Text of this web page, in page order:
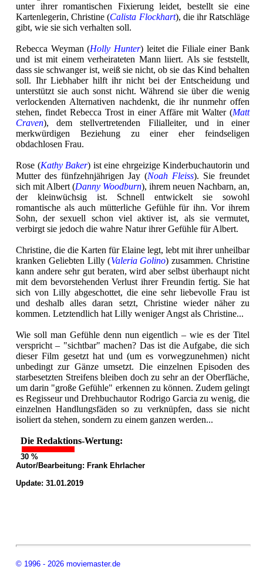
unter ihrer romantischen Fixierung leidet, bestellt sie eine
Kartenlegerin, Christine (Calista Flockhart), die ihr Ratschläge
gibt, wie sie sich verhalten soll.
Rebecca Weyman (Holly Hunter) leitet die Filiale einer Bank
und ist mit einem verheirateten Mann liiert. Als sie feststellt,
dass sie schwanger ist, weiß sie nicht, ob sie das Kind behalten
soll. Ihr Liebhaber hilft ihr nicht bei der Entscheidung und
unterstützt sie auch sonst nicht. Während sie über die wenig
verlockenden Alternativen nachdenkt, die ihr nunmehr offen
stehen, findet Rebecca Trost in einer Affäre mit Walter (Matt
Craven), dem stellvertretenden Filialleiter, und in einer
merkwürdigen Beziehung zu einer eher feindseligen
obdachlosen Frau.
Rose (Kathy Baker) ist eine ehrgeizige Kinderbuchautorin und
Mutter des fünfzehnjährigen Jay (Noah Fleiss). Sie freundet
sich mit Albert (Danny Woodburn), ihrem neuen Nachbarn, an,
der kleinwüchsig ist. Schnell entwickelt sie sowohl
romantische als auch mütterliche Gefühle für ihn. Vor ihrem
Sohn, der sexuell schon viel aktiver ist, als sie vermutet,
verbirgt sie jedoch die wahre Natur ihrer Gefühle für Albert.
Christine, die die Karten für Elaine legt, lebt mit ihrer unheilbar
kranken Geliebten Lilly (Valeria Golino) zusammen. Christine
kann andere sehr gut beraten, wird aber selbst überhaupt nicht
mit dem bevorstehenden Verlust ihrer Freundin fertig. Sie hat
sich von Lilly abgeschottet, die eine sehr liebevolle Frau ist
und deshalb alles daran setzt, Christine wieder näher zu
kommen. Letztendlich hat Lilly weniger Angst als Christine...
Wie soll man Gefühle denn nun eigentlich – wie es der Titel
verspricht – "sichtbar" machen? Das ist die Aufgabe, die sich
dieser Film gesetzt hat und (um es vorwegzunehmen) nicht
unbedingt zur Gänze umsetzt. Die einzelnen Episoden des
starbesetzten Streifens bleiben doch zu sehr an der Oberfläche,
um darin "große Gefühle" erkennen zu können. Zudem gelingt
es Regisseur und Drehbuchautor Rodrigo Garcia zu wenig, die
einzelnen Handlungsfäden so zu verknüpfen, dass sie nicht
isoliert da stehen, sondern zu einem ganzen werden...
Die Redaktions-Wertung:
30 %
Autor/Bearbeitung: Frank Ehrlacher
Update: 31.01.2019
© 1996 - 2026 moviemaster.de